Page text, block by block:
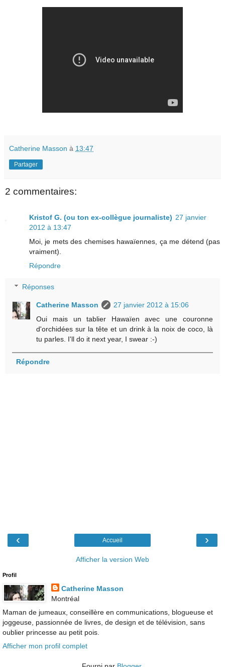
Catherine Masson à 13:47
Partager
2 commentaires:
Kristof G. (ou ton ex-collègue journaliste) 27 janvier
2012 à 13:47
Moi, je mets des chemises hawaïennes, ça me détend (pas
vraiment).
Répondre
Réponses
Catherine Masson
27 janvier 2012 à 15:06
Oui mais un tablier Hawaïen avec une couronne
d'orchidées sur la tête et un drink à la noix de coco, là
tu parles. I'll do it next year, I swear :-)
Répondre
‹ ›
Accueil
Afficher la version Web
Profil
Catherine Masson
Montréal
Maman de jumeaux, conseillère en communications, blogueuse et
joggeuse, passionnée de livres, de design et de télévision, sans
oublier princesse au petit pois.
Afficher mon profil complet